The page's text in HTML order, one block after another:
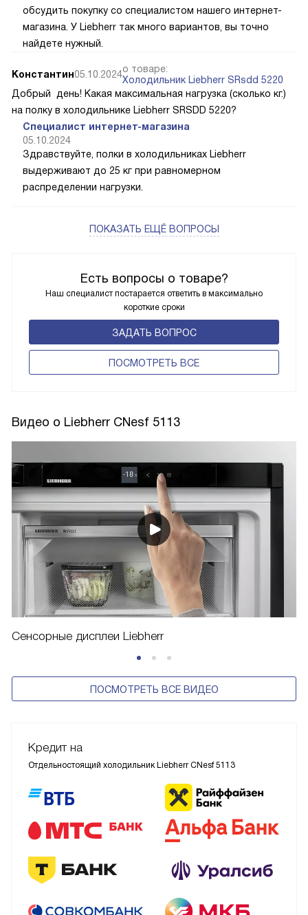
Есть вопросы о товаре?
Наш специалист постарается ответить в максимально
короткие сроки
ЗАДАТЬ ВОПРОС
ПОCМОТРЕТЬ ВСЕ
обсудить покупку со специалистом нашего интернет-
магазина. У Liebherr так много вариантов, вы точно
найдете нужный.
Константин05.10.2024о товаре:
Холодильник Liebherr SRsdd 5220
Добрый день! Какая максимальная нагрузка (сколько кг.)
на полку в холодильнике Liebherr SRSDD 5220?
Специалист интернет-магазина
05.10.2024
Здравствуйте, полки в холодильниках Liebherr
выдерживают до 25 кг при равномерном
распределении нагрузки.
ПОКАЗАТЬ ЕЩЁ ВОПРОСЫ
Видео о Liebherr CNesf 5113
Сенсорные дисплеи Liebherr
ПОСМОТРЕТЬ ВСЕ ВИДЕО
Кредит на
Отдельностоящий холодильник Liebherr CNesf 5113